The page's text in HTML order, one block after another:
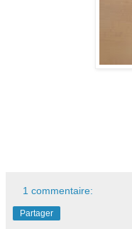
1 commentaire:
Partager